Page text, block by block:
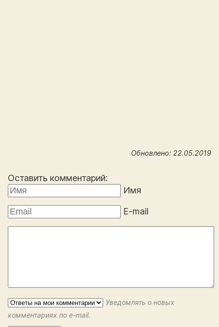
Обновлено: 22.05.2019
Оставить комментарий:
Имя
E-mail
Уведомлять о новых
комментариях по e-mail.